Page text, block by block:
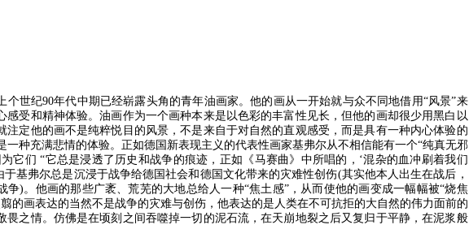
世纪90年代中期已经崭露头角的青年油画家。他的画从一开始就与众不同地借用“风景”来
感受和精神体验。油画作为一个画种本来是以色彩的丰富性见长，但他的画却很少用黑白以
注定他的画不是纯粹悦目的风景，不是来自于对自然的直观感受，而是具有一种内心体验的
一种充满悲情的体验。正如德国新表现主义的代表性画家基弗尔从不相信能有一个“纯真无邪
为它们 “它总是浸透了历史和战争的痕迹，正如《马赛曲》中所唱的，‘混杂的血冲刷着我们
于基弗尔总是沉浸于战争给德国社会和德国文化带来的灾难性创伤(其实他本人出生在战后，
争)。他画的那些广袤、荒芜的大地总给人一种“焦土感”，从而使他的画变成一幅幅被“烧焦
的画表达的当然不是战争的灾难与创伤，他表达的是人类在不可抗拒的大自然的伟力面前的
畏之情。仿佛是在顷刻之间吞噬掉一切的泥石流，在天崩地裂之后又复归于平静，在泥浆般